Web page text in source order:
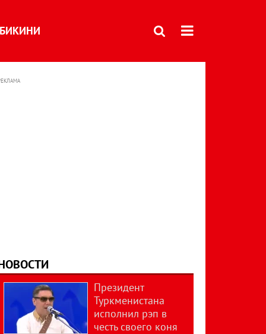
БИКИНИ
Президент
Туркменистана
исполнил рэп в
честь своего коня